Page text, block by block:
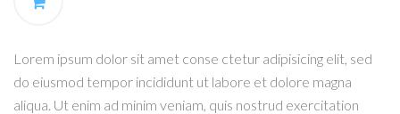
Lorem ipsum dolor sit amet conse ctetur adipisicing elit, sed
do eiusmod tempor incididunt ut labore et dolore magna
aliqua. Ut enim ad minim veniam, quis nostrud exercitation